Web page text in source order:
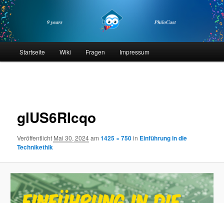
Zum
primären
Inhalt
springenphilocast
Startseite Wiki Fragen Impressum
glUS6RIcqo
Veröffentlicht Mai 30, 2024am1425 × 750in Einführung in die
Technikethik